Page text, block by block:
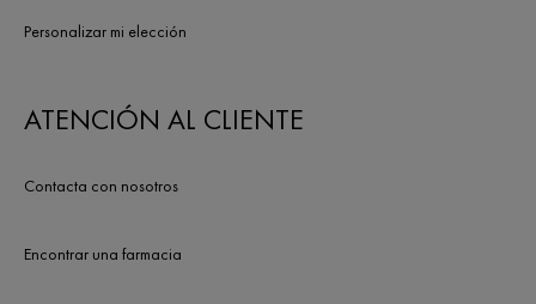
Personalizar mi elección
ATENCIÓN AL CLIENTE
Contacta con nosotros
Encontrar una farmacia